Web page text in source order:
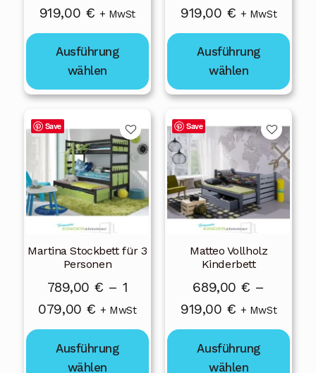
919,00 €Preisspanne:
689,00 €
bis
919,00 €
+ MwSt
Ausführung
wählen
der
Produktseite
gewählt
919,00 €Preisspanne:
689,00 €
bis
919,00 €
+ MwSt
Ausführung
wählen
der
Produktseite
gewählt
Save
Martina Stockbett für 3
Personen
789,00 € – 1
079,00 €Preisspanne:
789,00 €
bis
+ MwSt
Ausführung
wählen
Dieses
Produkt
mehrere
Varianten
auf.
Optionen
können
der
Produktseite
gewählt
Save
Matteo Vollholz
Kinderbett
689,00 € –
919,00 €Preisspanne:
689,00 €
bis
+ MwSt
Ausführung
wählen
Dieses
Produkt
weist
mehrere
Varianten
auf.
Optionen
können
der
Produktseite
gewählt